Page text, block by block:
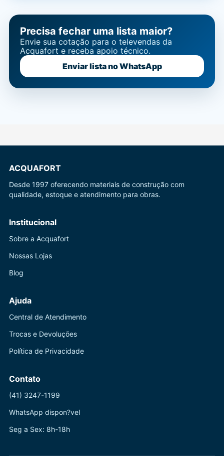
Precisa fechar uma lista maior?
Envie sua cotação para o televendas da
Acquafort e receba apoio técnico.
Enviar lista no WhatsApp
ACQUAFORT
Desde 1997 oferecendo materiais de construção com
qualidade, estoque e atendimento para obras.
Institucional
Sobre a Acquafort
Nossas Lojas
Blog
Ajuda
Central de Atendimento
Trocas e Devoluções
Política de Privacidade
Contato
(41) 3247-1199
WhatsApp dispon?vel
Seg a Sex: 8h-18h